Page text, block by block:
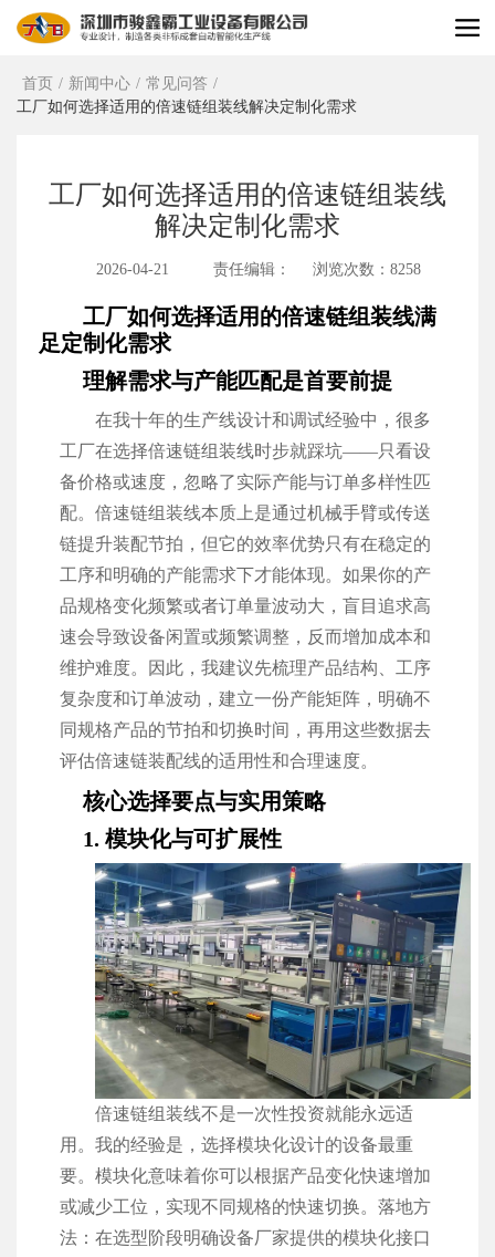
首页 / 新闻中心 / 常见问答 /
工厂如何选择适用的倍速链组装线解决定制化需求
工厂如何选择适用的倍速链组装线
解决定制化需求
2026-04-21 责任编辑： 浏览次数：8258
工厂如何选择适用的倍速链组装线满
足定制化需求
理解需求与产能匹配是首要前提
在我十年的生产线设计和调试经验中，很多
工厂在选择倍速链组装线时步就踩坑——只看设
备价格或速度，忽略了实际产能与订单多样性匹
配。倍速链组装线本质上是通过机械手臂或传送
链提升装配节拍，但它的效率优势只有在稳定的
工序和明确的产能需求下才能体现。如果你的产
品规格变化频繁或者订单量波动大，盲目追求高
速会导致设备闲置或频繁调整，反而增加成本和
维护难度。因此，我建议先梳理产品结构、工序
复杂度和订单波动，建立一份产能矩阵，明确不
同规格产品的节拍和切换时间，再用这些数据去
评估倍速链装配线的适用性和合理速度。
核心选择要点与实用策略
1. 模块化与可扩展性
倍速链组装线不是一次性投资就能永远适
用。我的经验是，选择模块化设计的设备最重
要。模块化意味着你可以根据产品变化快速增加
或减少工位，实现不同规格的快速切换。落地方
法：在选型阶段明确设备厂家提供的模块化接口